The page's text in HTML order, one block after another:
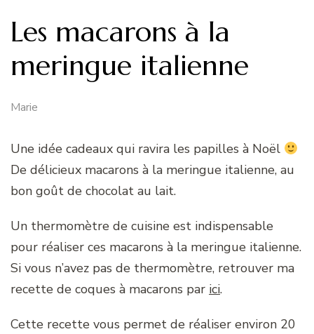
Les macarons à la
meringue italienne
Marie
Une idée cadeaux qui ravira les papilles à Noël
De délicieux macarons à la meringue italienne, au
bon goût de chocolat au lait.
Un thermomètre de cuisine est indispensable
pour réaliser ces macarons à la meringue italienne.
Si vous n’avez pas de thermomètre, retrouver ma
recette de coques à macarons par ici.
Cette recette vous permet de réaliser environ 20